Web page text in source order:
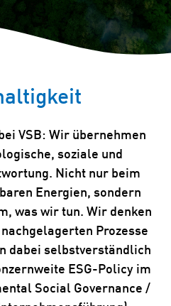
VSB: Wir übernehmen
soziale und
Nicht nur beim
Energien, sondern
was wir tun. Wir denken
Prozesse
dabei selbstverständlich
ESG-Policy im
Social Governance /